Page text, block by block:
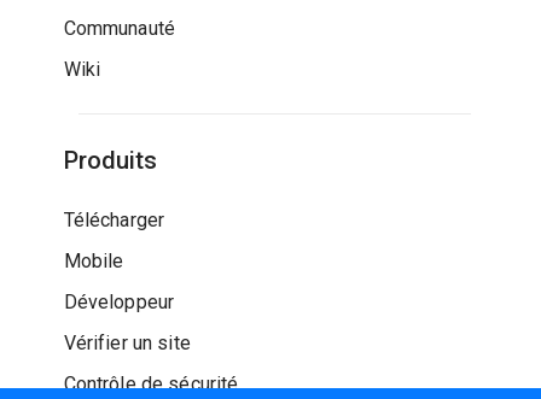
Communauté
Wiki
Produits
Télécharger
Mobile
Développeur
Vérifier un site
Contrôle de sécurité